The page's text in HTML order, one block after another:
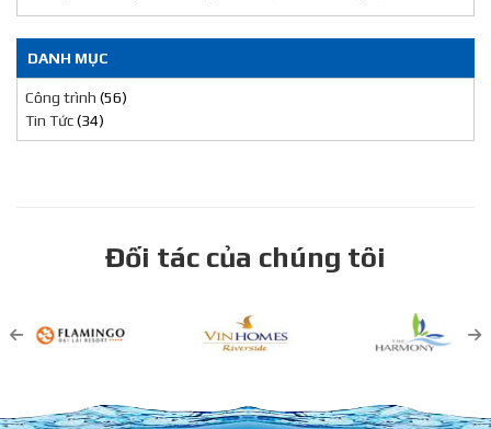
DANH MỤC
Công trình (56)
Tin Tức(34)
Đối tác của chúng tôi